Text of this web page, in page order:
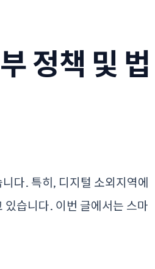
정책 및 법
다. 특히, 디지털 소외지역에
있습니다. 이번 글에서는 스마